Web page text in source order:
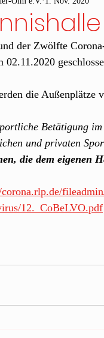
der Zwölfte
02.11.2020
die Außenplätze
Betätigung
und privaten
die dem eigenen
12._CoBeLVO.pdf